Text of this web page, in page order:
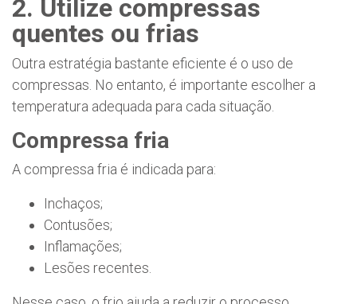
2. Utilize compressas
quentes ou frias
Outra estratégia bastante eficiente é o uso de
compressas. No entanto, é importante escolher a
temperatura adequada para cada situação.
Compressa fria
A compressa fria é indicada para:
Inchaços;
Contusões;
Inflamações;
Lesões recentes.